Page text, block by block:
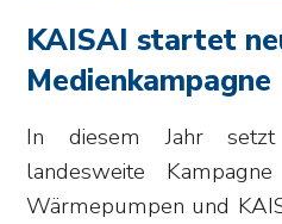
KAISAI startet
Medienkampagne
In diesem Jahr setzt
landesweite
Wärmepumpen und